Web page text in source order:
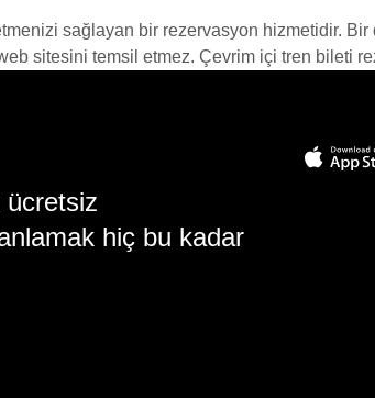
sağlayan bir rezervasyon hizmetidir. Bir
sitesini temsil etmez. Çevrim içi tren bileti
ücretsiz
hiç bu kadar